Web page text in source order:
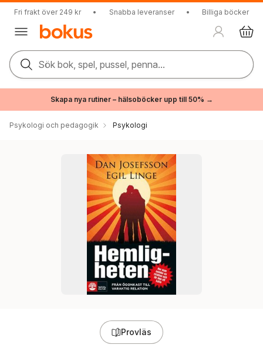
Fri frakt över 249 kr • Snabba leveranser • Billiga böcker
Sök bok, spel, pussel, penna...
Skapa nya rutiner – hälsoböcker upp till 50% →
Psykologi och pedagogik Psykologi
Provläs